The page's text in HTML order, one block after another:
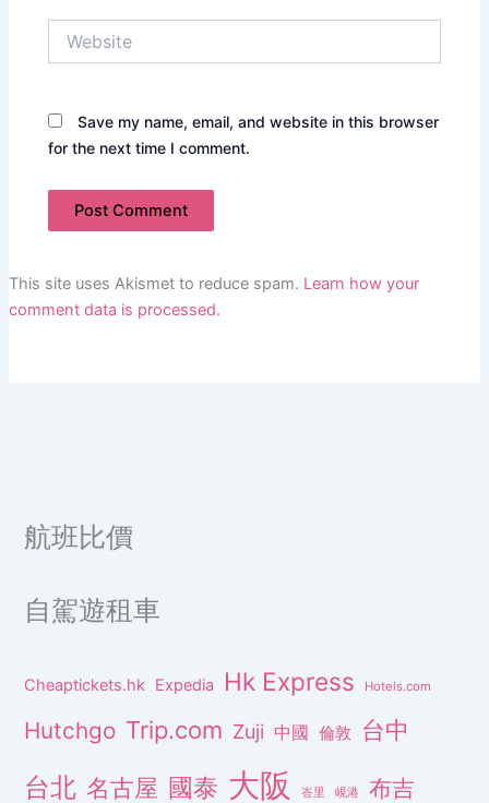
Save my name, email, and website in this browser
for the next time I comment.
This site uses Akismet to reduce spam. Learn how your
comment data is processed.
航班比價
自駕遊租車
Cheaptickets.hk Expedia Hk Express Hotels.com
Hutchgo Trip.com Zuji 中國 倫敦 台中
台北 名古屋 國泰 大阪 峇里 峴港 布吉